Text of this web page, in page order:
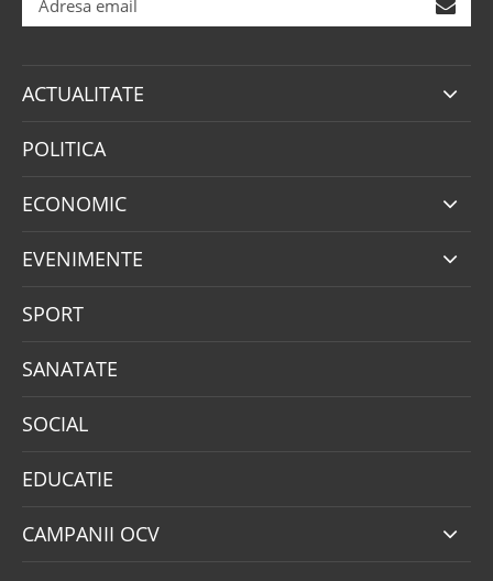
ACTUALITATE
POLITICA
ECONOMIC
EVENIMENTE
SPORT
SANATATE
SOCIAL
EDUCATIE
CAMPANII OCV